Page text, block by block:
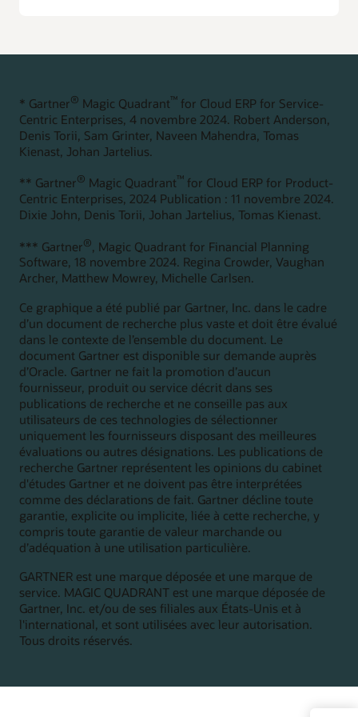
Explorer Enterprise Performance Management
* Gartner® Magic Quadrant™ for Cloud ERP for Service-
Centric Enterprises, 4 novembre 2024. Robert Anderson,
Denis Torii, Sam Grinter, Naveen Mahendra, Tomas
Kienast, Johan Jartelius.
** Gartner® Magic Quadrant™ for Cloud ERP for Product-
Centric Enterprises, 2024 Publication : 11 novembre 2024.
Dixie John, Denis Torii, Johan Jartelius, Tomas Kienast.
*** Gartner®, Magic Quadrant for Financial Planning
Software, 18 novembre 2024. Regina Crowder, Vaughan
Archer, Matthew Mowrey, Michelle Carlsen.
Ce graphique a été publié par Gartner, Inc. dans le cadre
d’un document de recherche plus vaste et doit être évalué
dans le contexte de l’ensemble du document. Le
document Gartner est disponible sur demande auprès
d’Oracle. Gartner ne fait la promotion d’aucun
fournisseur, produit ou service décrit dans ses
publications de recherche et ne conseille pas aux
utilisateurs de ces technologies de sélectionner
uniquement les fournisseurs disposant des meilleures
évaluations ou autres désignations. Les publications de
recherche Gartner représentent les opinions du cabinet
d'études Gartner et ne doivent pas être interprétées
comme des déclarations de fait. Gartner décline toute
garantie, explicite ou implicite, liée à cette recherche, y
compris toute garantie de valeur marchande ou
d’adéquation à une utilisation particulière.
GARTNER est une marque déposée et une marque de
service. MAGIC QUADRANT est une marque déposée de
Gartner, Inc. et/ou de ses filiales aux États-Unis et à
l'international, et sont utilisées avec leur autorisation.
Tous droits réservés.